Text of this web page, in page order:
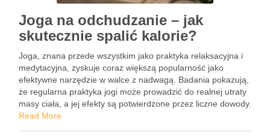
Joga na odchudzanie – jak
skutecznie spalić kalorie?
Joga, znana przede wszystkim jako praktyka relaksacyjna i
medytacyjna, zyskuje coraz większą popularność jako
efektywne narzędzie w walce z nadwagą. Badania pokazują,
że regularna praktyka jogi może prowadzić do realnej utraty
masy ciała, a jej efekty są potwierdzone przez liczne dowody.
Co więcej, joga łączy w sobie elementy fizyczne i …
Read More